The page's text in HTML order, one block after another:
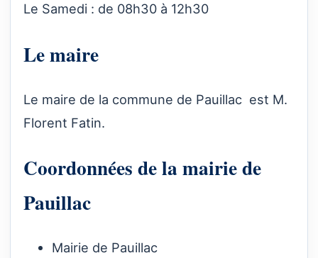
Le Samedi : de 08h30 à 12h30
Le maire
Le maire de la commune de Pauillac est M.
Florent Fatin.
Coordonnées de la mairie de
Pauillac
Mairie de Pauillac